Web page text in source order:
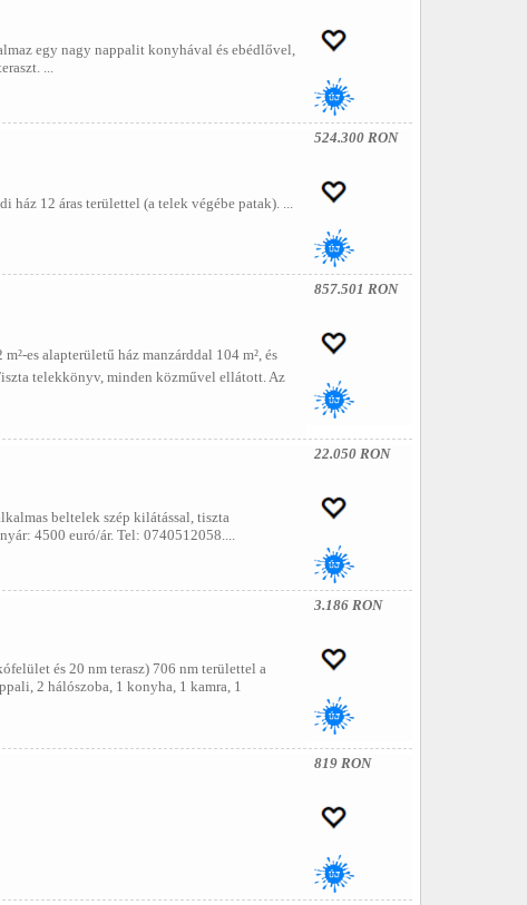
egy nagy nappalit konyhával és ebédlővel,
...
ház 12 áras területtel (a telek végébe patak). ...
524.300 RON
es alapterületű ház manzárddal 104 m², és
telekkönyv, minden közművel ellátott. Az
857.501 RON
beltelek szép kilátással, tiszta
4500 euró/ár. Tel: 0740512058....
22.050 RON
és 20 nm terasz) 706 nm területtel a
2 hálószoba, 1 konyha, 1 kamra, 1
3.186 RON
819 RON